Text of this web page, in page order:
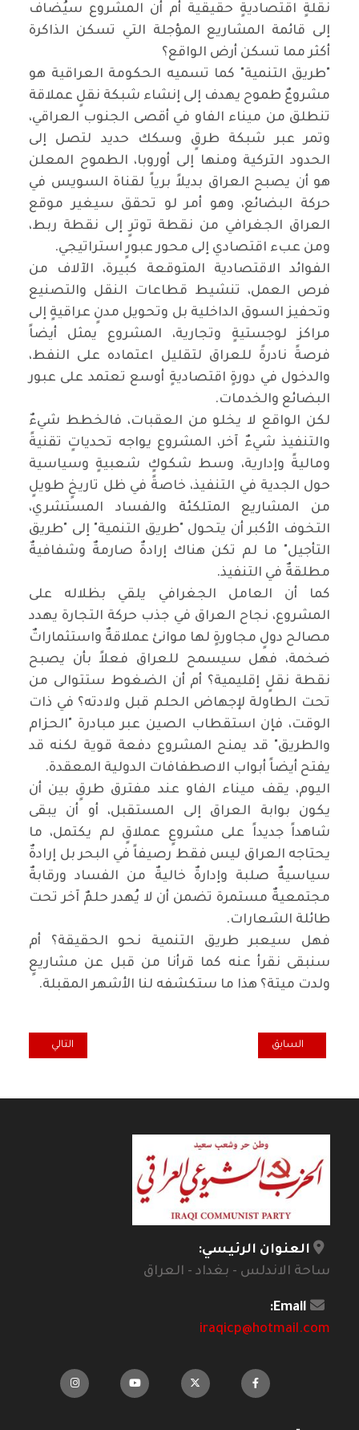
نقلةٍ اقتصاديةٍ حقيقية أم أن المشروع سيُضاف
إلى قائمة المشاريع المؤجلة التي تسكن الذاكرة
أكثر مما تسكن أرض الواقع؟
‏"طريق التنمية" كما تسميه الحكومة العراقية هو
مشروعٌ طموح يهدف إلى إنشاء شبكة نقلٍ عملاقة
تنطلق من ميناء الفاو في أقصى الجنوب العراقي،
وتمر عبر شبكة طرقٍ وسكك حديد لتصل إلى
الحدود التركية ومنها إلى أوروبا، الطموح المعلن
هو أن يصبح العراق بديلاً برياً لقناة السويس في
حركة البضائع، وهو أمر لو تحقق سيغير موقع
العراق الجغرافي من نقطة توترٍ إلى نقطة ربط،
ومن عبء اقتصادي إلى محور عبورٍ استراتيجي.
‏الفوائد الاقتصادية المتوقعة كبيرة، الآلاف من
فرص العمل، تنشيط قطاعات النقل والتصنيع
وتحفيز السوق الداخلية بل وتحويل مدنٍ عراقيةٍ إلى
مراكز لوجستيةٍ وتجارية، المشروع يمثل أيضاً
فرصةً نادرةً للعراق لتقليل اعتماده على النفط،
والدخول في دورةٍ اقتصاديةٍ أوسع تعتمد على عبور
البضائع والخدمات.
‏لكن الواقع لا يخلو من العقبات، فالخطط شيءٌ
والتنفيذ شيءٌ آخر، المشروع يواجه تحدياتٍ تقنيةً
وماليةً وإدارية، وسط شكوكٍ شعبيةٍ وسياسية
حول الجدية في التنفيذ، خاصةً في ظل تاريخٍ طويلٍ
من المشاريع المتلكئة والفساد المستشري،
التخوف الأكبر أن يتحول "طريق التنمية" إلى "طريق
التأجيل" ما لم تكن هناك إرادةٌ صارمةٌ وشفافيةٌ
مطلقةٌ في التنفيذ.
‏كما أن العامل الجغرافي يلقي بظلاله على
المشروع، نجاح العراق في جذب حركة التجارة يهدد
مصالح دولٍ مجاورةٍ لها موانئ عملاقةٌ واستثماراتٌ
ضخمة، فهل سيسمح للعراق فعلاً بأن يصبح
نقطة نقلٍ إقليمية؟ أم أن الضغوط ستتوالى من
تحت الطاولة لإجهاض الحلم قبل ولادته؟ في ذات
الوقت، فإن استقطاب الصين عبر مبادرة "الحزام
والطريق" قد يمنح المشروع دفعة قوية لكنه قد
يفتح أيضاً أبواب الاصطفافات الدولية المعقدة.
‏اليوم، يقف ميناء الفاو عند مفترق طرقٍ بين أن
يكون بوابة العراق إلى المستقبل، أو أن يبقى
شاهداً جديداً على مشروعٍ عملاقٍ لم يكتمل، ما
يحتاجه العراق ليس فقط رصيفاً في البحر بل إرادةٌ
سياسيةٌ صلبة وإدارةٌ خاليةٌ من الفساد ورقابةٌ
مجتمعيةٌ مستمرة تضمن أن لا يُهدر حلمٌ آخر تحت
طائلة الشعارات.
‏فهل سيعبر طريق التنمية نحو الحقيقة؟ أم
سنبقى نقرأ عنه كما قرأنا من قبل عن مشاريعٍ
ولدت ميتة؟ هذا ما ستكشفه لنا الأشهر المقبلة.
المقال السابق: هل تم تدمير النووي الأيراني وهل انتهت الحرب الأسرائيلية
السابق المقال التالي:
التالي
العنوان الرئيسي:
ساحة الاندلس - بغداد - العراق
Email:
iraqicp@hotmail.com